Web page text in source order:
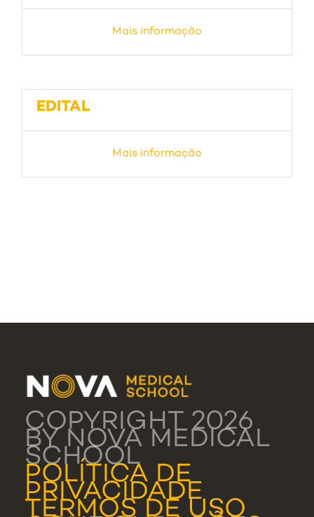
Mais informação
EDITAL
Mais informação
COPYRIGHT 2026
BY NOVA MEDICAL
SCHOOL
POLÍTICA DE
PRIVACIDADE
TERMOS DE USO